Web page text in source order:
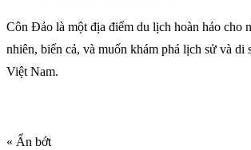
Côn Đảo là một địa điểm du lịch hoàn hảo cho
nhiên, biển cả, và muốn khám phá lịch sử và di
Việt Nam.
« Ẩn bớt